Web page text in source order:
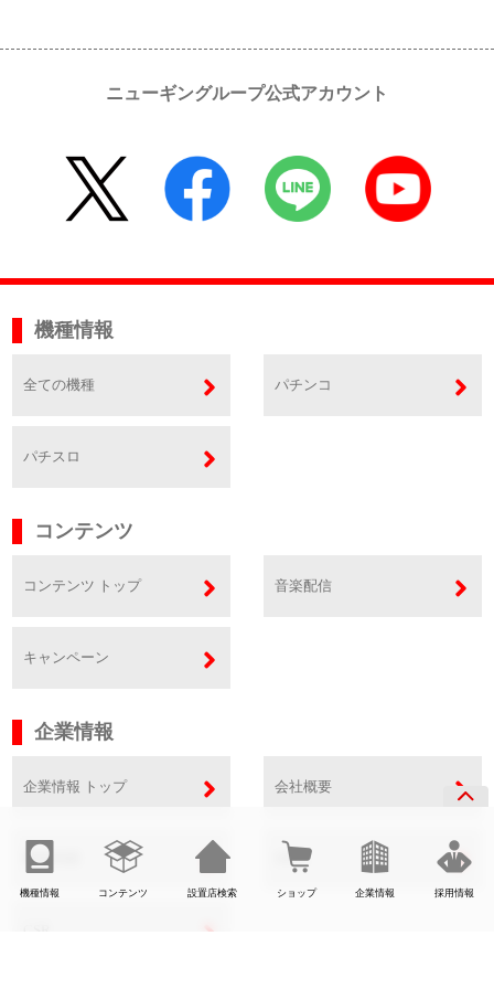
機種情報 コンテンツ 設置店検索 ショップ 企業情報 採用情報
ニューギングループ公式アカウント
機種情報
全ての機種 パチンコ
パチスロ
コンテンツ
コンテンツ トップ 音楽配信
キャンペーン
企業情報
企業情報 トップ 会社概要
事業内容 SDGs